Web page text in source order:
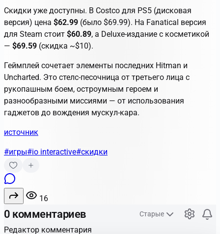
Скидки уже доступны. В Costco для PS5 (дисковая
версия) цена $62.99 (было $69.99). На Fanatical версия
для Steam стоит $60.89, а Deluxe-издание с косметикой
— $69.59 (скидка ~$10).
Геймплей сочетает элементы последних Hitman и
Uncharted. Это стелс-песочница от третьего лица с
рукопашным боем, остроумным героем и
разнообразными миссиями — от использования
гаджетов до вождения мускул-кара.
источник
#игры#io interactive#скидки
16
0 комментариев Старые
Редактор комментария